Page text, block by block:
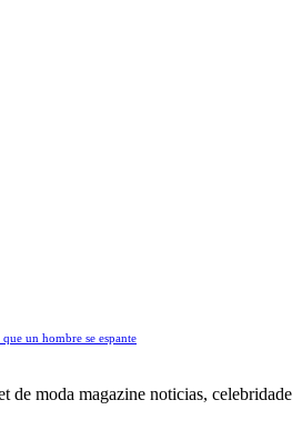
un hombre se espante
de moda magazine noticias,